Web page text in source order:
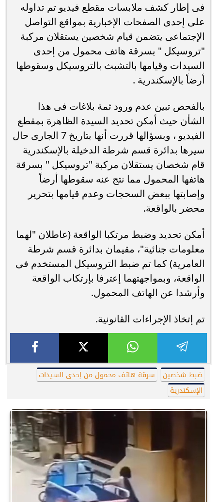
فى إطار كشف ملابسات مقطع فيديو تم تداوله
على إحدى الصفحات الإخبارية بمواقع التواصل
الإجتماعى يتضمن قيام شخصين يستقلان مركبة
"تروسيكل " بسرقة هاتف محمول من إحدى
السيدات وقيامها بالتشبث بالتروسيكل وسقوطها
أرضاً بالإسكندرية .
بالفحص تبين عدم ورود ثمة بلاغات فى هذا
الشأن حيث أمكن تحديد السيدة الظاهرة بمقطع
الفيديو ، وبسؤالها قررت أنها بتاريخ 7 الجارى حال
سيرها بدائرة قسم شرطة الدخيلة بالإسكندرية
قام شخصان يستقلان مركبة "تروسيكل " بسرقة
هاتفها المحمول مما نتج عنه سقوطها أرضاً
وإصابتها ببعض السحجات وعدم قيامها بتحرير
محضر بالواقعة.
أمكن تحديد وضبط مرتكبا الواقعة (عاطلان "لهما
معلومات جنائية"، مقيمان بدائرة قسم شرطة
العامرية) كما تم ضبط التروسيكل المستخدم فى
الواقعة، وبمواجهتهما إعترفا بإرتكاب الواقعة
وأرشدا عن الهاتف المحمول.
تم إتخاذ الإجراءات القانونية.
ضبط شخصين
سرقة هاتف محمول من إحدى السيدات
الإسكندرية